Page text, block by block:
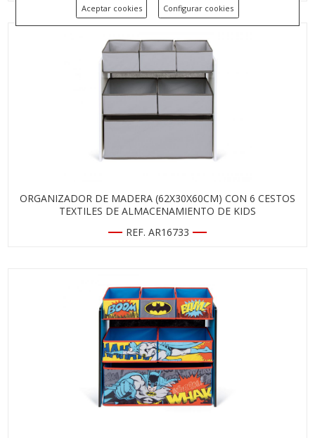
ORGANIZADOR DE MADERA (62X30X60CM) CON 6 CESTOS
TEXTILES DE ALMACENAMIENTO DE KIDS
REF. AR16733
Aceptar cookies Configurar cookies